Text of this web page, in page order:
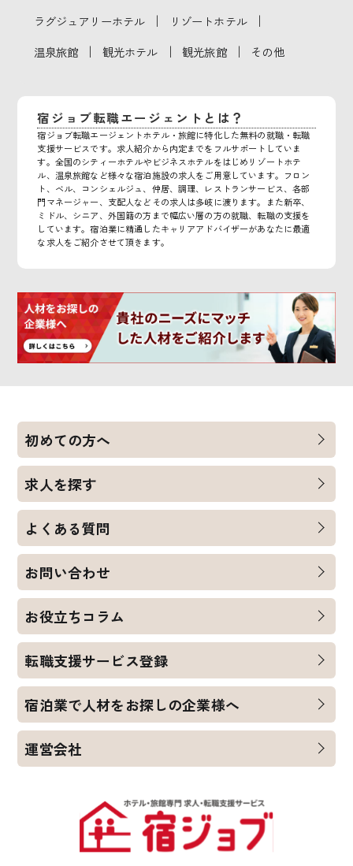
ラグジュアリーホテル ｜ リゾートホテル ｜
温泉旅館 ｜ 観光ホテル ｜ 観光旅館 ｜ その他
宿ジョブ転職エージェントとは？
宿ジョブ転職エージェントホテル・旅館に特化した無料の就職・転職
支援サービスです。求人紹介から内定までをフルサポートしていま
す。全国のシティーホテルやビジネスホテルをはじめリゾートホテ
ル、温泉旅館など様々な宿泊施設の求人をご用意しています。フロン
ト、ベル、コンシェルジュ、仲居、調理、レストランサービス、各部
門マネージャー、支配人などその求人は多岐に渡ります。また新卒、
ミドル、シニア、外国籍の方まで幅広い層の方の就職、転職の支援を
しています。宿泊業に精通したキャリアアドバイザーがあなたに最適
な求人をご紹介させて頂きます。
初めての方へ
求人を探す
よくある質問
お問い合わせ
お役立ちコラム
転職支援サービス登録
宿泊業で人材をお探しの企業様へ
運営会社